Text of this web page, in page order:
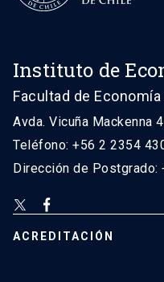
Instituto de
Facultad de
Avda. Vicuña Mackenna
Teléfono: +56 2 2354
Dirección de Postgrado:
ACREDITACIÓN